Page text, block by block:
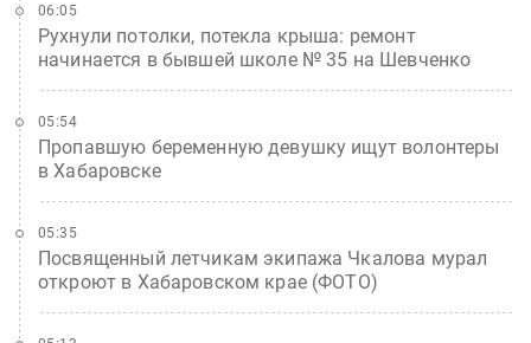
Рухнули потолки, потекла крыша: ремонт
начинается в бывшей школе № 35 на Шевченко
06:05
Пропавшую беременную девушку ищут волонтеры
в Хабаровске
05:54
Посвященный летчикам экипажа Чкалова мурал
откроют в Хабаровском крае (ФОТО)
05:35